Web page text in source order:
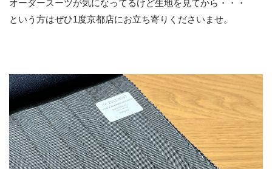
オーダースーツが気になってるけど生地を見てから・・・
という方はぜひ1度京都店にお立ち寄りくださいませ。